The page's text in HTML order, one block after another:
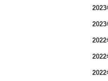
2023
2023
2022
2022
2022